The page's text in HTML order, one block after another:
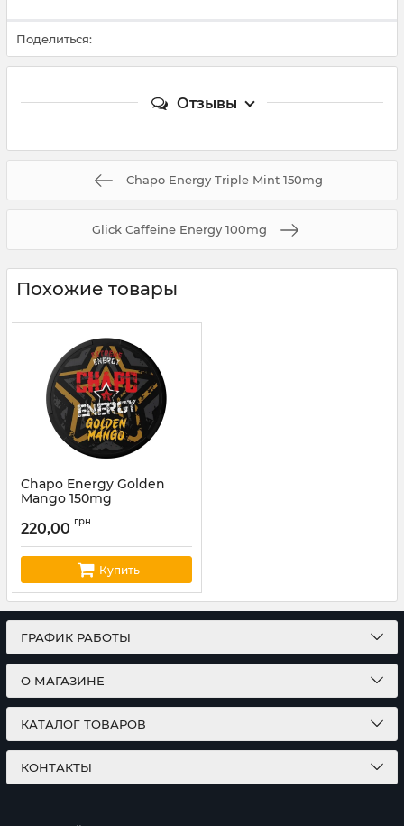
Поделиться:
Отзывы
Chapo Energy Triple Mint 150mg
Glick Caffeine Energy 100mg
Похожие товары
Chapo Energy Golden
Mango 150mg
220,00 грн
Купить
ГРАФИК РАБОТЫ
О МАГАЗИНЕ
КАТАЛОГ ТОВАРОВ
КОНТАКТЫ